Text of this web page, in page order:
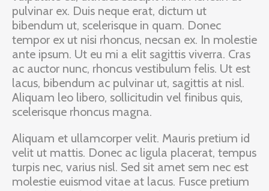
pulvinar ex. Duis neque erat, dictum ut
bibendum ut, scelerisque in quam. Donec
tempor ex ut nisi rhoncus, necsan ex. In molestie
ante ipsum. Ut eu mi a elit sagittis viverra. Cras
ac auctor nunc, rhoncus vestibulum felis. Ut est
lacus, bibendum ac pulvinar ut, sagittis at nisl.
Aliquam leo libero, sollicitudin vel finibus quis,
scelerisque rhoncus magna.
Aliquam et ullamcorper velit. Mauris pretium id
velit ut mattis. Donec ac ligula placerat, tempus
turpis nec, varius nisl. Sed sit amet sem nec est
molestie euismod vitae at lacus. Fusce pretium